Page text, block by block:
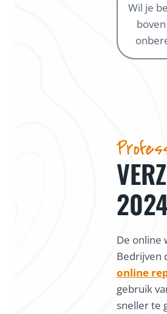
Wil je
De online
Bedrijven
online
gebruik
sneller te